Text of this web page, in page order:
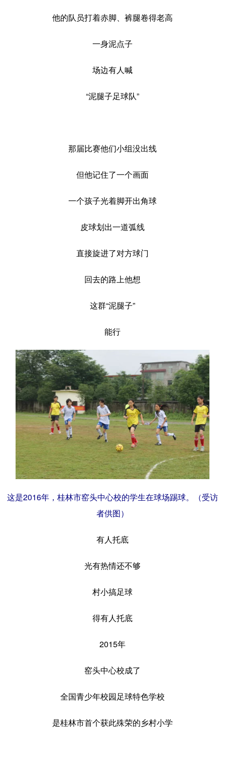
他的队员打着赤脚、裤腿卷得老高
一身泥点子
场边有人喊
“泥腿子足球队”
那届比赛他们小组没出线
但他记住了一个画面
一个孩子光着脚开出角球
皮球划出一道弧线
直接旋进了对方球门
回去的路上他想
这群“泥腿子”
能行
这是2016年，桂林市窑头中心校的学生在球场踢球。（受访
者供图）
有人托底
光有热情还不够
村小搞足球
得有人托底
2015年
窑头中心校成了
全国青少年校园足球特色学校
是桂林市首个获此殊荣的乡村小学